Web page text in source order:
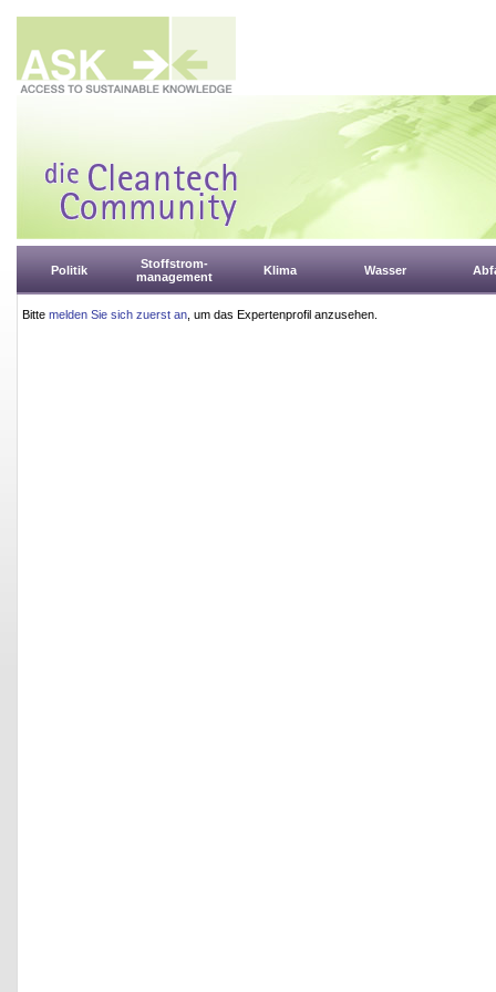
Politik
Stoffstrom-
management
Klima Wasser
Bitte melden Sie sich zuerst an , um das Expertenprofil anzusehen.